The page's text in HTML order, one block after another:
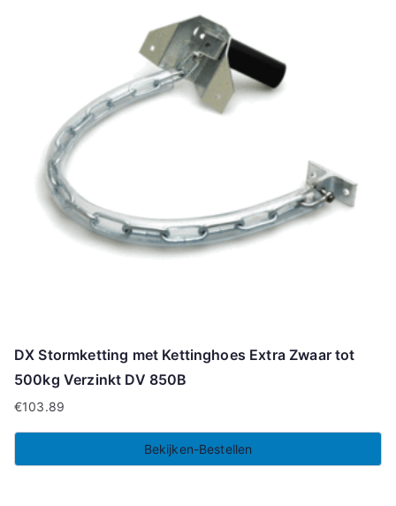
DX Stormketting met Kettinghoes Extra Zwaar tot
500kg Verzinkt DV 850B
€103.89
Bekijken-Bestellen